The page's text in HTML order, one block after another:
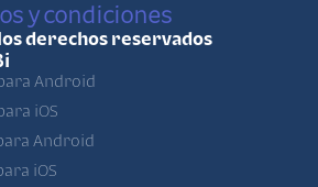
y condiciones
derechos reservados
Android
iOS
Android
iOS